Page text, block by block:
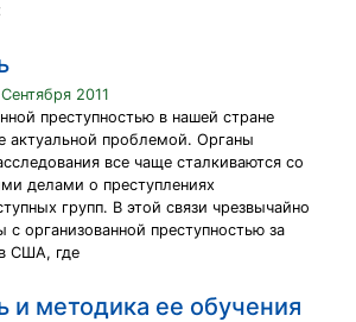
2011
преступностью в нашей стране
актуальной проблемой. Органы
все чаще сталкиваются со
делами о преступлениях
групп. В этой связи чрезвычайно
с организованной преступностью за
США, где
и методика ее обучения